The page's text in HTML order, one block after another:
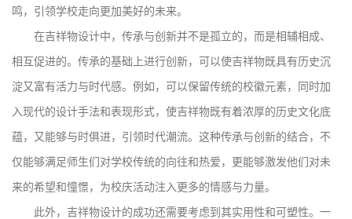
鸣，引领学校走向更加美好的未来。
在吉祥物设计中，传承与创新并不是孤立的，而是相辅相成、
相互促进的。传承的基础上进行创新，可以使吉祥物既具有历史沉
淀又富有活力与时代感。例如，可以保留传统的校徽元素，同时加
入现代的设计手法和表现形式，使吉祥物既有着浓厚的历史文化底
蕴，又能够与时俱进，引领时代潮流。这种传承与创新的结合，不
仅能够满足师生们对学校传统的向往和热爱，更能够激发他们对未
来的希望和憧憬，为校庆活动注入更多的情感与力量。
此外，吉祥物设计的成功还需要考虑到其实用性和可塑性。一